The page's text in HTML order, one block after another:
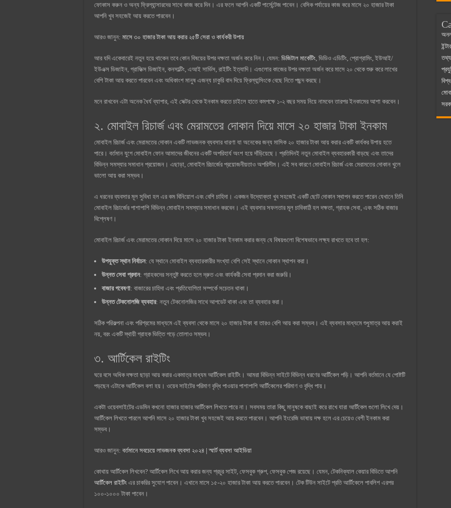
ফোকাস করুন ও অন্য ফ্রিল্যান্সারদের সাথে কাজ করে দিন। এর ফলে আপনি একটি পার্সেন্টেজ পাবেন। বেসিক পর্যায়ের কাজ করে মাসে ২০ হাজার টাকা
আপনি খুব সহজেই আয় করতে পারবেন।
আরও জানুন: মাসে ৩০ হাজার টাকা আয় করার ২৫টি সেরা ও কার্যকরী উপায়
আর যদি একেবারেই নতুন হয়ে থাকেন তবে কোন বিষয়ের উপর দক্ষতা অর্জন করে নিন। যেমন: ডিজিটাল মার্কেটিং , ভিডিও এডিটিং, প্রোগ্রামিং, ইউআই/
ইউএক্স ডিজাইন, গ্রাফিক্স ডিজাইন, কনসাল্টিং, এআই সার্ভিস, রাইটিং ইত্যাদি। এগুলোর কাজের উপর দক্ষতা অর্জন করে মাসে ২০ থেকে শুরু করে লাখের
বেশি টাকা আয় করতে পারবেন এবং অধিকাংশ মানুষ এজন্য চাকুরি বাদ দিয়ে ফ্রিল্যান্সিংকে বেছে নিতে পছন্দ করছে।
মনে রাখবেন এটা অনেক ধৈর্য ব্যাপার, এই সেক্টর থেকে ইনকাম করতে চাইলে হাতে কমপক্ষে ১-২ বছর সময় নিয়ে নামবেন তারপর ইনকামের আশা করবেন।
২. মোবাইল রিচার্জ এবং মেরামতের দোকান দিয়ে মাসে ২০ হাজার টাকা ইনকাম
মোবাইল রিচার্জ এবং মেরামতের দোকান একটি লাভজনক ব্যবসার ধারণা যা অনেকের জন্য মাসিক ২০ হাজার টাকা আয় করার একটি কার্যকর উপায় হতে
পারে। বর্তমান যুগে মোবাইল ফোন আমাদের জীবনের একটি অপরিহার্য অংশ হয়ে দাঁড়িয়েছে। প্রতিদিনই নতুন মোবাইল ব্যবহারকারী বাড়ছে এবং তাদের
বিভিন্ন সমস্যার সমাধান প্রয়োজন। এছাড়া, মোবাইল রিচার্জের প্রয়োজনীয়তাও অপরিসীম। এই সব কারণে মোবাইল রিচার্জ এবং মেরামতের দোকান খুলে
ভালো আয় করা সম্ভব।
এ ধরনের ব্যবসার মূল সুবিধা হল এর কম বিনিয়োগ এবং বেশি চাহিদা। একজন উদ্যোক্তা খুব সহজেই একটি ছোট দোকান স্থাপন করতে পারেন যেখানে তিনি
মোবাইল রিচার্জের পাশাপাশি বিভিন্ন মোবাইল সমস্যার সমাধান করবেন। এই ব্যবসার সফলতার মূল চাবিকাঠি হল দক্ষতা, গ্রাহক সেবা, এবং সঠিক বাজার
বিশ্লেষণ।
মোবাইল রিচার্জ এবং মেরামতের দোকান দিয়ে মাসে ২০ হাজার টাকা ইনকাম করার জন্য যে বিষয়গুলো বিশেষভাবে লক্ষ্য রাখতে হবে তা হল:
উপযুক্ত স্থান নির্বাচন: যে স্থানে মোবাইল ব্যবহারকারীর সংখ্যা বেশি সেই স্থানে দোকান স্থাপন করা।
উন্নত সেবা প্রদান: গ্রাহকদের সন্তুষ্ট করতে হলে দ্রুত এবং কার্যকরী সেবা প্রদান করা জরুরি।
বাজার গবেষণা: বাজারের চাহিদা এবং প্রতিযোগিতা সম্পর্কে সচেতন থাকা।
উন্নত টেকনোলজি ব্যবহার: নতুন টেকনোলজির সাথে আপডেট থাকা এবং তা ব্যবহার করা।
সঠিক পরিকল্পনা এবং পরিশ্রমের মাধ্যমে এই ব্যবসা থেকে মাসে ২০ হাজার টাকা বা তারও বেশি আয় করা সম্ভব। এই ব্যবসার মাধ্যমে শুধুমাত্র আয় করাই
নয়, বরং একটি স্থায়ী গ্রাহক ভিত্তি গড়ে তোলাও সম্ভব।
৩. আর্টিকেল রাইটিং
ঘরে বসে অধিক দক্ষতা ছাড়া আয় করার একমাত্র মাধ্যম আর্টিকেল রাইটিং। আমরা বিভিন্ন সাইটে বিভিন্ন ধরণের আর্টিকেল পড়ি। আপনি বর্তমানে যে পোষ্টটি
পড়ছেন এটাকে আর্টিকেল বলা হয়। ওয়েব সাইটের পরিমাণ বৃদ্ধি পাওয়ার পাশাপাশি আর্টিকেলের পরিমাণ ও বৃদ্ধি পায়।
একটা ওয়েবসাইটের এডমিন কখনো হাজার হাজার আর্টিকেল লিখতে পারে না। সবসময় তারা কিছু মানুষকে বাছাই করে রাখে যারা আর্টিকেল গুলো লিখে দেয়।
আর্টিকেল লিখতে পারলে আপনি মাসে ২০ হাজার টাকা খুব সহজেই আয় করতে পারবেন। আপনি ইংরেজি ভাষায় দক্ষ হলে এর চেয়েও বেশী ইনকাম করা
সম্ভব।
আরও জানুন: বর্তমানে সবচেয়ে লাভজনক ব্যবসা ২০২৪ | স্মার্ট ব্যবসা আইডিয়া
কোথায় আর্টিকেল লিখবেন? আর্টিকেল লিখে আয় করার জন্য প্রচুর সাইট, ফেসবুক গ্রুপ, ফেসবুক পেজ রয়েছে। যেমন, টেকনিক্যাল কেয়ার বিডিতে আপনি
আর্টিকেল রাইটিং এর চাকরির সুযোগ পাবেন। এখানে মাসে ১৫-২০ হাজার টাকা আয় করতে পারবেন। টেক টিউন সাইটে প্রতি আর্টিকেলে পাবলিশ এরপর
১০০-১০০০ টাকা পাবেন।
তথ্য
বিশ্ব